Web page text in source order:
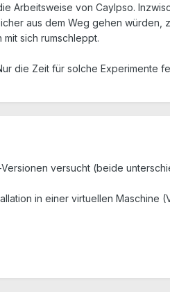
Arbeitsweise von Caylpso.
aus dem Weg gehen würden,
sich rumschleppt.
die Zeit für solche Experimente
versucht (beide
in einer virtuellen Maschine